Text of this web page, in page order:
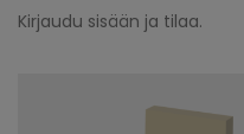
Kirjaudu sisään ja tilaa.